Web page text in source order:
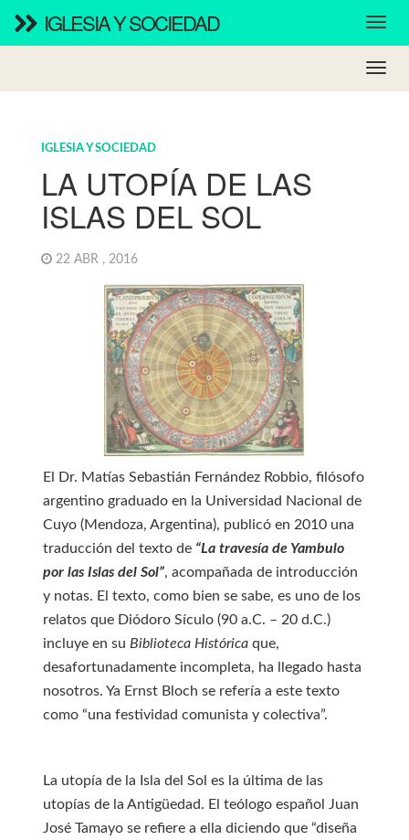
IGLESIA Y SOCIEDAD
IGLESIA Y SOCIEDAD
LA UTOPÍA DE LAS
ISLAS DEL SOL
22 ABR , 2016
El Dr. Matías Sebastián Fernández Robbio, filósofo
argentino graduado en la Universidad Nacional de
Cuyo (Mendoza, Argentina), publicó en 2010 una
traducción del texto de “La travesía de Yambulo
por las Islas del Sol”, acompañada de introducción
y notas. El texto, como bien se sabe, es uno de los
relatos que Diódoro Sículo (90 a.C. – 20 d.C.)
incluye en su Biblioteca Históricaque,
desafortunadamente incompleta, ha llegado hasta
nosotros. Ya Ernst Bloch se refería a este texto
como “una festividad comunista y colectiva”.
La utopía de la Isla del Sol es la última de las
utopías de la Antigüedad. El teólogo español Juan
José Tamayo se refiere a ella diciendo que “diseña